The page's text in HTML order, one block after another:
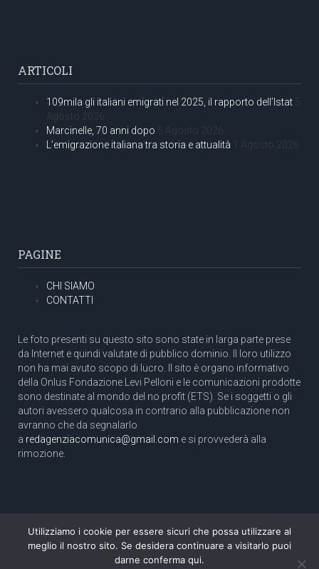
ARTICOLI
109mila gli italiani emigrati nel 2025, il rapporto dell’Istat 5
Agosto 2026
Marcinelle, 70 anni dopo 5 Agosto 2026
L’emigrazione italiana tra storia e attualità 1 Agosto 2026
PAGINE
CHI SIAMO
CONTATTI
Le foto presenti su questo sito sono state in larga parte prese
da Internet e quindi valutate di pubblico dominio. Il loro utilizzo
non ha mai avuto scopo di lucro. Il sito è organo informativo
della Onlus Fondazione Levi Pelloni e le comunicazioni prodotte
sono destinate al mondo del no profit (ETS). Se i soggetti o gli
autori avessero qualcosa in contrario alla pubblicazione non
avranno che da segnalarlo
a redagenziacomunica@gmail.com e si provvederà alla
rimozione.
Copyright 2003 com.unica - Tutti i diritti riservati
Aut. Tribunale di Roma N. 466/2003 dell'11/11/2003
Utilizziamo i cookie per essere sicuri che possa utilizzare al
meglio il nostro sito. Se desidera continuare a visitarlo puoi
darne conferma qui.